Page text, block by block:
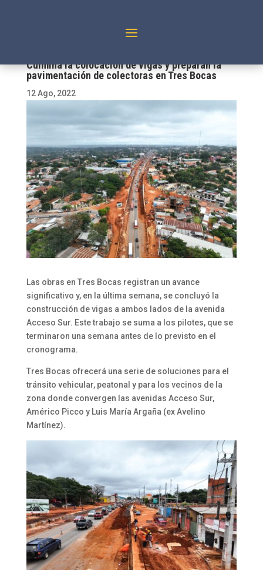
Culmina la colocación de vigas y preparan la
pavimentación de colectoras en Tres Bocas
12 Ago, 2022
Las obras en Tres Bocas registran un avance
significativo y, en la última semana, se concluyó la
construcción de vigas a ambos lados de la avenida
Acceso Sur. Este trabajo se suma a los pilotes, que se
terminaron una semana antes de lo previsto en el
cronograma.
Tres Bocas ofrecerá una serie de soluciones para el
tránsito vehicular, peatonal y para los vecinos de la
zona donde convergen las avenidas Acceso Sur,
Américo Picco y Luis María Argaña (ex Avelino
Martínez).